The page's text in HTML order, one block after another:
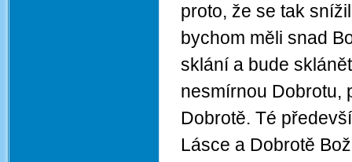
proto, že se tak
bychom měli snad
sklání a bude
nesmírnou Dobrotu,
Dobrotě. Té
Lásce a Dobrotě